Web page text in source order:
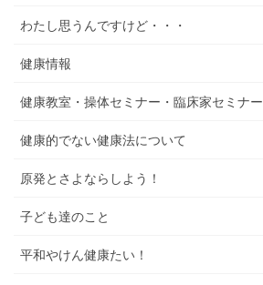
わたし思うんですけど・・・
健康情報
健康教室・操体セミナー・臨床家セミナー
健康的でない健康法について
原発とさよならしよう！
子ども達のこと
平和やけん健康たい！